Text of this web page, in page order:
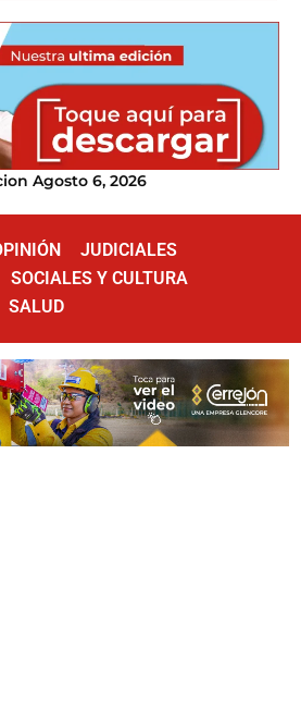
Agosto 6, 2026
JUDICIALES
SOCIALES Y CULTURA
SALUD